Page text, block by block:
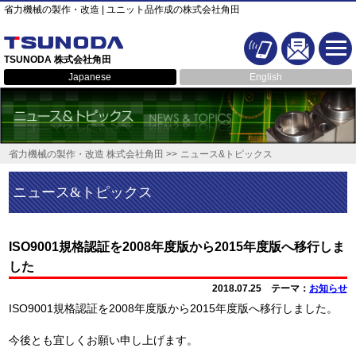
省力機械の製作・改造 | ユニット品作成の株式会社角田
TSUNODA 株式会社角田
Japanese
English
省力機械の製作・改造 株式会社角田 >> ニュース&トピックス
ニュース&トピックス
ISO9001規格認証を2008年度版から2015年度版へ移行しま
した
2018.07.25 テーマ： お知らせ
ISO9001規格認証を2008年度版から2015年度版へ移行しました。
今後とも宜しくお願い申し上げます。